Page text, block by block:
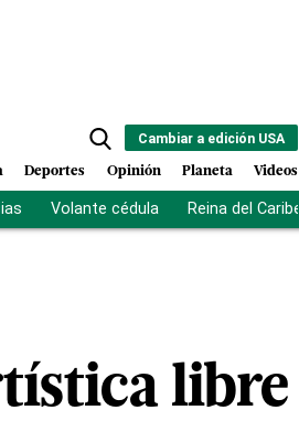
Cambiar a edición USA
Deportes Opinión Planeta Videos
Volante cédula Reina del Caribe
libre